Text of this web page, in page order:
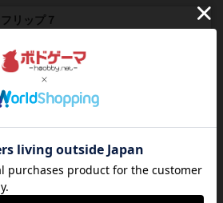
フリップ７
約14時間前by mob567
コンセプト
海兵隊
1988年にVictory Gamesが出版した